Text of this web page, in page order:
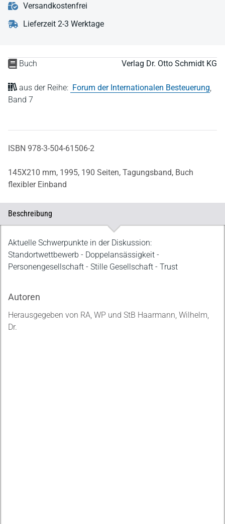
Buch Verlag Dr. Otto Schmidt KG
aus der Reihe: Forum der Internationalen Besteuerung,
Band 7
ISBN 978-3-504-61506-2
145X210 mm, 1995, 190 Seiten, Tagungsband, Buch
flexibler Einband
Versandkostenfrei
Lieferzeit 2-3 Werktage
Beschreibung
Beschreibung
Aktuelle Schwerpunkte in der Diskussion:
Standortwettbewerb - Doppelansässigkeit -
Personengesellschaft - Stille Gesellschaft - Trust
Autoren
Herausgegeben von RA, WP und StB Haarmann, Wilhelm,
Dr.